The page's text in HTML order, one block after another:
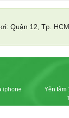
Pin dự phòng và
Quận 12, Tp.
iphone
Yên tâm